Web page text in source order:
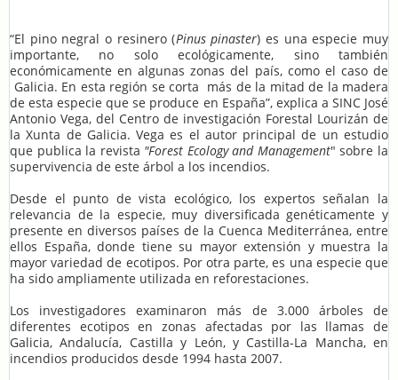
“El pino negral o resinero (Pinus pinaster) es una especie muy
importante, no solo ecológicamente, sino también
económicamente en algunas zonas del país, como el caso de
Galicia. En esta región se corta más de la mitad de la madera
de esta especie que se produce en España”, explica a SINC José
Antonio Vega, del Centro de investigación Forestal Lourizán de
la Xunta de Galicia. Vega es el autor principal de un estudio
que publica la revista "Forest Ecology and Management" sobre la
supervivencia de este árbol a los incendios.
Desde el punto de vista ecológico, los expertos señalan la
relevancia de la especie, muy diversificada genéticamente y
presente en diversos países de la Cuenca Mediterránea, entre
ellos España, donde tiene su mayor extensión y muestra la
mayor variedad de ecotipos. Por otra parte, es una especie que
ha sido ampliamente utilizada en reforestaciones.
Los investigadores examinaron más de 3.000 árboles de
diferentes ecotipos en zonas afectadas por las llamas de
Galicia, Andalucía, Castilla y León, y Castilla-La Mancha, en
incendios producidos desde 1994 hasta 2007.